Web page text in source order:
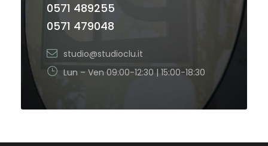
0571 489255
0571 479048
studio@studioclu.it
Lun – Ven 09:00-12:30 | 15:00-18:30